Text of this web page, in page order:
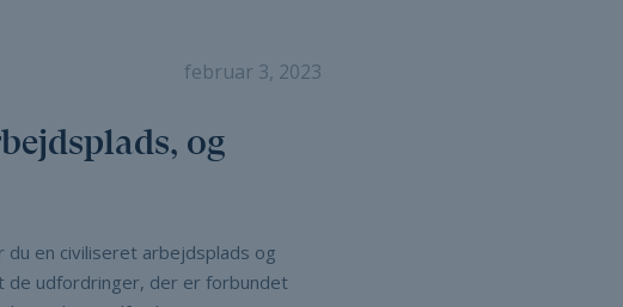
februar 3, 2023
og
du en civiliseret arbejdsplads og
de udfordringer, der er forbundet